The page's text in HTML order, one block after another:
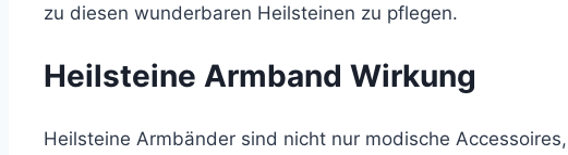
zu diesen wunderbaren Heilsteinen zu pflegen.
Heilsteine Armband Wirkung
Heilsteine Armbänder sind nicht nur modische